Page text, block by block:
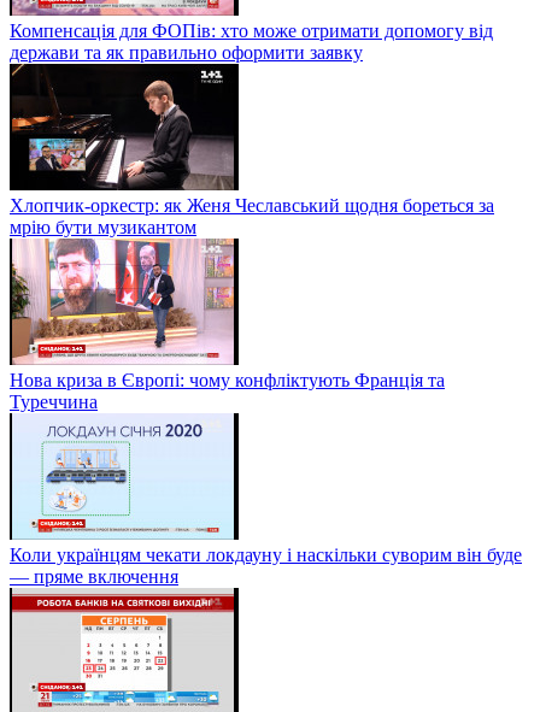
Компенсація для ФОПів: хто може отримати допомогу від
держави та як правильно оформити заявку
Хлопчик-оркестр: як Женя Чеславський щодня бореться за
мрію бути музикантом
Нова криза в Європі: чому конфліктують Франція та
Туреччина
Коли українцям чекати локдауну і наскільки суворим він буде
— пряме включення